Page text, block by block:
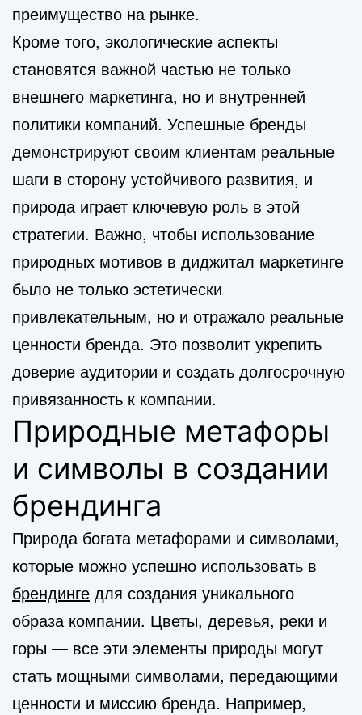
преимущество на рынке.
Кроме того, экологические аспекты
становятся важной частью не только
внешнего маркетинга, но и внутренней
политики компаний. Успешные бренды
демонстрируют своим клиентам реальные
шаги в сторону устойчивого развития, и
природа играет ключевую роль в этой
стратегии. Важно, чтобы использование
природных мотивов в диджитал маркетинге
было не только эстетически
привлекательным, но и отражало реальные
ценности бренда. Это позволит укрепить
доверие аудитории и создать долгосрочную
привязанность к компании.
Природные метафоры
и символы в создании
брендинга
Природа богата метафорами и символами,
которые можно успешно использовать в
брендинге для создания уникального
образа компании. Цветы, деревья, реки и
горы — все эти элементы природы могут
стать мощными символами, передающими
ценности и миссию бренда. Например,